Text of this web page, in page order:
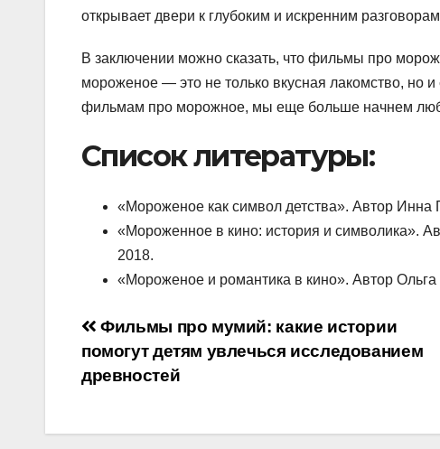
открывает двери к глубоким и искренним
В заключении можно сказать, что фильмы про
мороженое — это не только вкусная лакомство, но
фильмам про морожное, мы еще больше начнем
Список литературы:
«Мороженое как символ детства». Автор Инна
«Мороженное в кино: история и символика».
2018.
«Мороженое и романтика в кино». Автор
Навигация
по
Фильмы про мумий: какие истории
помогут детям увлечься исследованием
древностей